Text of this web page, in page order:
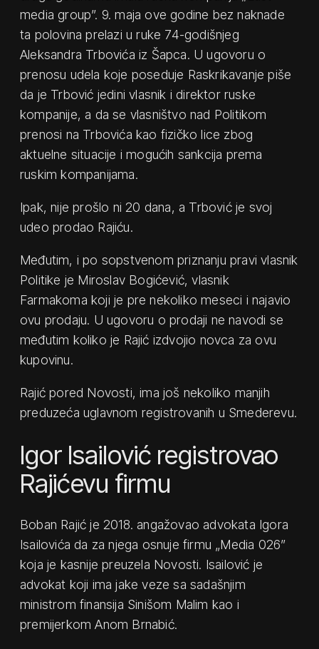
media group”. 9. maja ove godine bez naknade
ta polovina prelazi u ruke 74-godišnjeg
Aleksandra Trbovića iz Šapca. U ugovoru o
prenosu udela koje poseduje Raskrikavanje piše
da je Trbović jedini vlasnik i direktor ruske
kompanije, a da se vlasništvo nad Politikom
prenosi na Trbovića kao fizičko lice zbog
aktuelne situacije i mogućih sankcija prema
ruskim kompanijama.
Ipak, nije prošlo ni 20 dana, a Trbović je svoj
udeo prodao Rajiću.
Međutim, i po sopstvenom priznanju pravi vlasnik
Politike je Miroslav Bogićević, vlasnik
Farmakoma koji je pre nekoliko meseci i najavio
ovu prodaju. U ugovoru o prodaji ne navodi se
međutim koliko je Rajić izdvojio novca za ovu
kupovinu.
Rajić pored Novosti, ima još nekoliko manjih
preduzeća uglavnom registrovanih u Smederevu.
Igor Isailović registrovao
Rajićevu firmu
Boban Rajić je 2018. angažovao advokata Igora
Isailovića da za njega osnuje firmu „Media 026”
koja je kasnije preuzela Novosti. Isailović je
advokat koji ima jake veze sa sadašnjim
ministrom finansija Sinišom Malim kao i
premijerkom Anom Brnabić.